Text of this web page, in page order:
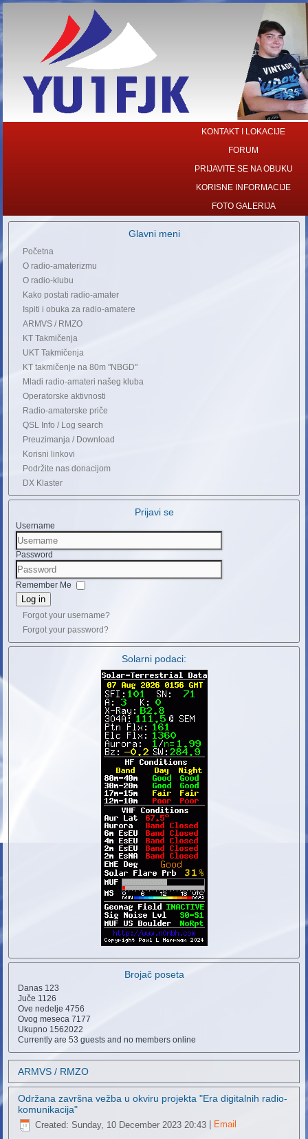
KONTAKT I LOKACIJE
FORUM
PRIJAVITE SE NA OBUKU
KORISNE INFORMACIJE
FOTO GALERIJA
Glavni meni
Početna
O radio-amaterizmu
O radio-klubu
Kako postati radio-amater
Ispiti i obuka za radio-amatere
ARMVS / RMZO
KT Takmičenja
UKT Takmičenja
KT takmičenje na 80m "NBGD"
Mladi radio-amateri našeg kluba
Operatorske aktivnosti
Radio-amaterske priče
QSL Info / Log search
Preuzimanja / Download
Korisni linkovi
Podržite nas donacijom
DX Klaster
Prijavi se
Username
Password
Remember Me
Log in
Forgot your username?
Forgot your password?
Solarni podaci:
Brojač poseta
Danas 123
Juče 1126
Ove nedelje4756
Ovog meseca7177
Ukupno 1562022
Currently are 53 guests and no members online
ARMVS / RMZO
Održana završna vežba u okviru projekta "Era digitalnih radio-
komunikacija"
Created: Sunday, 10 December 2023 20:43 Email